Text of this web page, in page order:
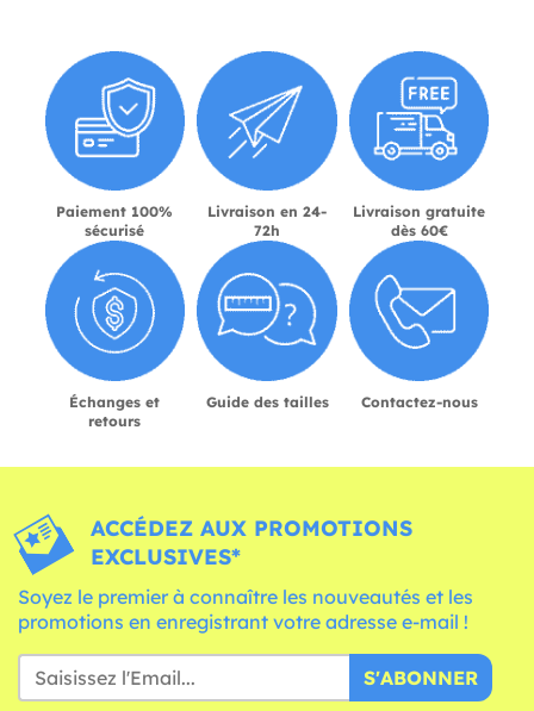
Paiement 100%
sécurisé
Livraison en 24-
72h
Livraison gratuite
dès 60€
Échanges et
retours
Guide des tailles Contactez-nous
ACCÉDEZ AUX PROMOTIONS
EXCLUSIVES*
Soyez le premier à connaître les nouveautés et les
promotions en enregistrant votre adresse e-mail !
S'ABONNER